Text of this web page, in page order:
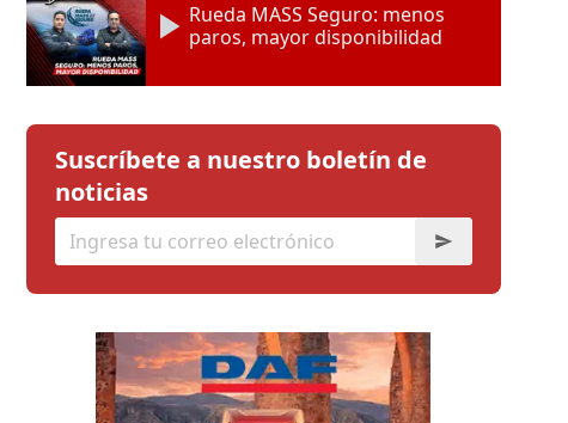
Rueda MASS Seguro: menos
paros, mayor disponibilidad
Suscríbete a nuestro boletín de
noticias